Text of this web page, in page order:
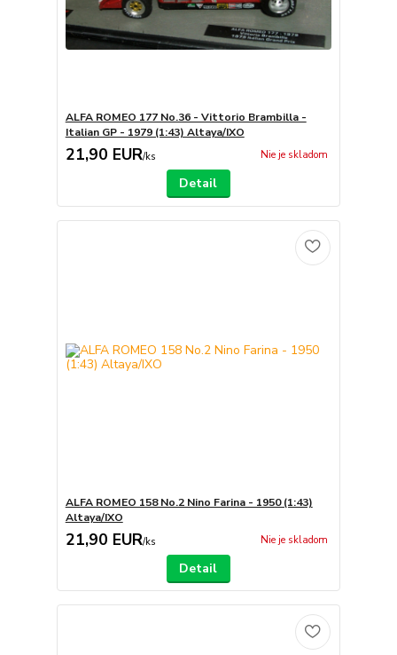
ALFA ROMEO 177 No.36 - Vittorio Brambilla -
Italian GP - 1979 (1:43) Altaya/IXO
21,90 EUR/ks Nie je skladom
Detail
ALFA ROMEO 158 No.2 Nino Farina - 1950 (1:43)
Altaya/IXO
21,90 EUR/ks Nie je skladom
Detail